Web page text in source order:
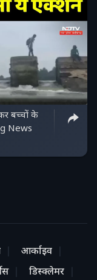
बच्चों के
News
आर्काइव
डिस्क्लेमर